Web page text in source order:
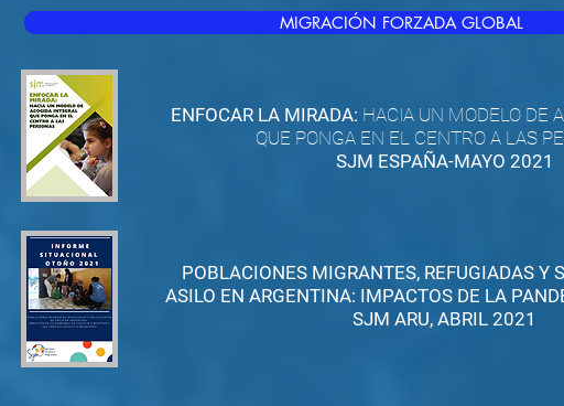
MIGRACIÓN FORZADA GLOBAL
ENFOCAR LA MIRADA: HACIA UN MODELO DE
QUE PONGA EN EL CENTRO A LAS
SJM ESPAÑA-MAYO 2021
POBLACIONES MIGRANTES, REFUGIADAS Y
ASILO EN ARGENTINA: IMPACTOS DE LA
SJM ARU, ABRIL 2021